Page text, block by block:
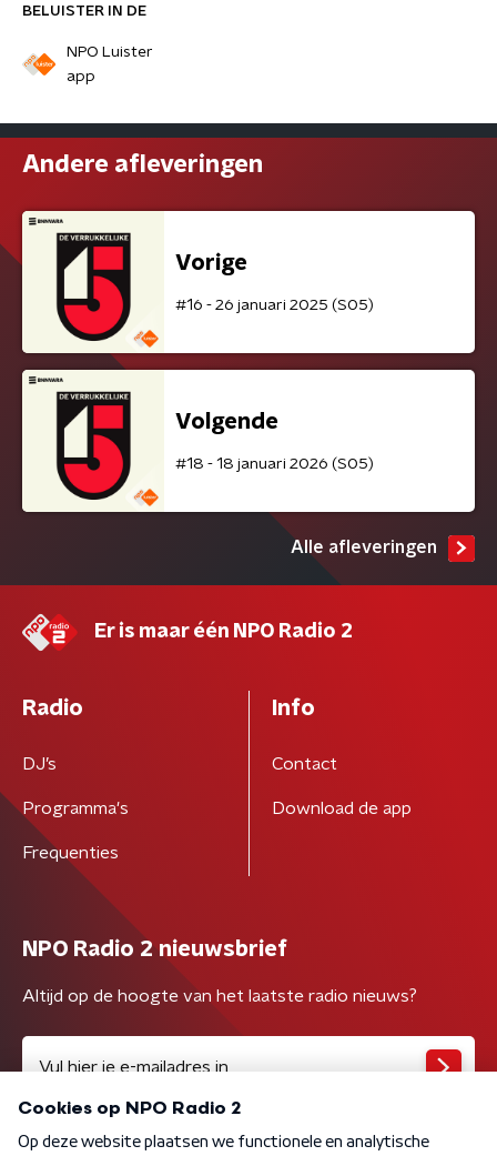
BELUISTER IN DE
NPO Luister
app
Andere afleveringen
Vorige
#16 - 26 januari 2025 (S05)
Volgende
#18 - 18 januari 2026 (S05)
Alle afleveringen
Er is maar één NPO Radio 2
Radio
DJ’s
Programma's
Frequenties
Info
Contact
Download de app
NPO Radio 2 nieuwsbrief
Altijd op de hoogte van het laatste radio nieuws?